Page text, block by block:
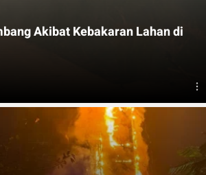
Akibat Kebakaran Lahan di